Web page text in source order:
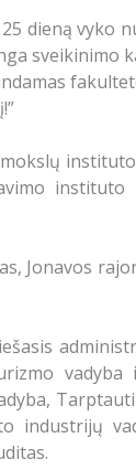
dieną vyko
sveikinimo
Jonavos